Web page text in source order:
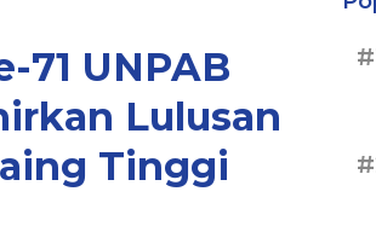
71 UNPAB
Lulusan
Tinggi